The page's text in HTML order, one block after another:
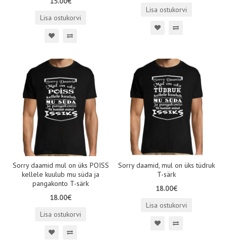
Lisa ostukorvi
Lisa ostukorvi
Sorry daamid mul on üks POISS
kellele kuulub mu süda ja
pangakonto T-särk
18.00€
Lisa ostukorvi
Sorry daamid, mul on üks tüdruk
T-särk
18.00€
Lisa ostukorvi